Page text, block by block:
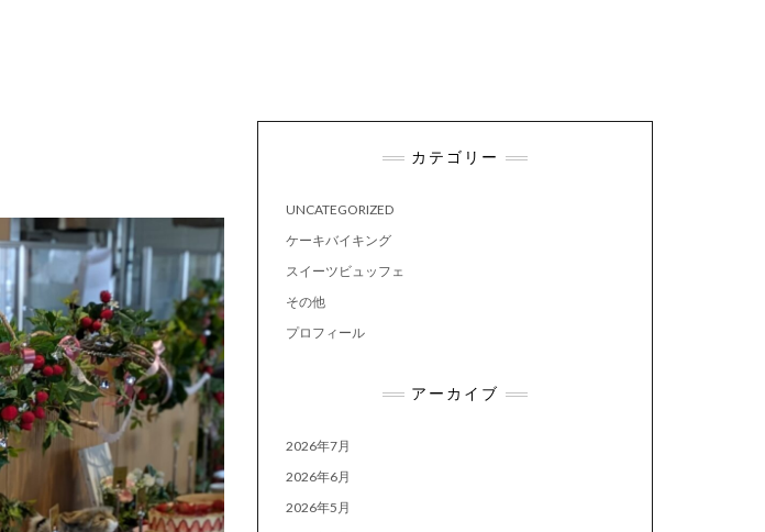
カテゴリー
UNCATEGORIZED
ケーキバイキング
スイーツビュッフェ
その他
プロフィール
アーカイブ
2026年7月
2026年6月
2026年5月